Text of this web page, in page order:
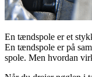
En tændspole er et
En tændspole er på
spole. Men hvordan